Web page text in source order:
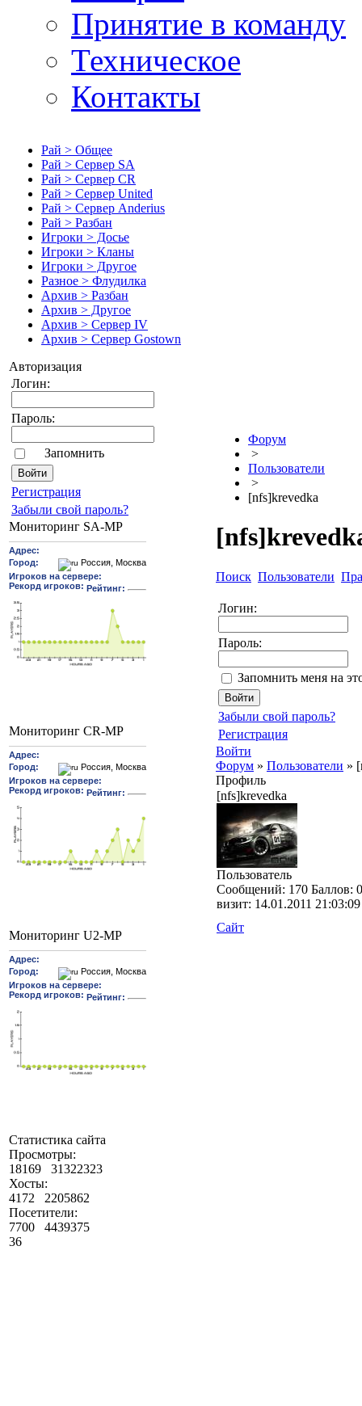
Принятие в команду
Техническое
Контакты
Рай > Общее
Рай > Сервер SA
Рай > Сервер CR
Рай > Сервер United
Рай > Сервер Anderius
Рай > Разбан
Игроки > Досье
Игроки > Кланы
Игроки > Другое
Разное > Флудилка
Архив > Разбан
Архив > Другое
Архив > Сервер IV
Архив > Сервер Gostown
Авторизация
Логин:
Пароль:
Запомнить
Pегиcтрaция
Забыли свой пароль?
Мониторинг SA-MP
Мониторинг CR-MP
Мониторинг U2-MP
Статистика сайта
Просмотры:
18169
31322323
Хосты:
4172
2205862
Посетители:
7700
4439375
36
Форум
>
Пользователи
>
[nfs]krevedka
Поиск Пользователи
Логин:
Пароль:
Запомнить меня на
Забыли свой пароль?
Регистрация
Войти
Форум » Пользователи »
Профиль
[nfs]krevedka
Пользователь
Cообщений: 170 Баллов: 0
визит: 14.01.2011 21:03:09
Сайт